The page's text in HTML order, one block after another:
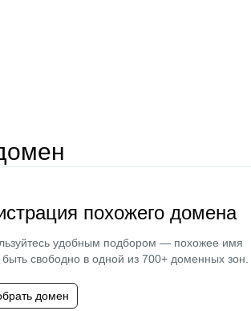
похожего домена
удобным подбором — похожее имя
свободно в одной из 700+ доменных зон.
домен